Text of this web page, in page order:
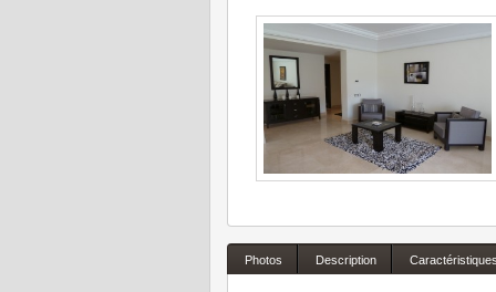
Photos Description